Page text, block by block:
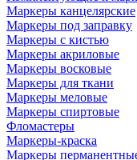
Маркеры канцелярские
Маркеры под заправку
Маркеры с кистью
Маркеры акриловые
Маркеры восковые
Маркеры для ткани
Маркеры меловые
Маркеры спиртовые
Фломастеры
Маркеры-краска
Маркеры